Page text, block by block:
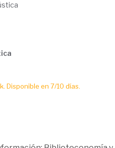
Disponible en 7/10 días.